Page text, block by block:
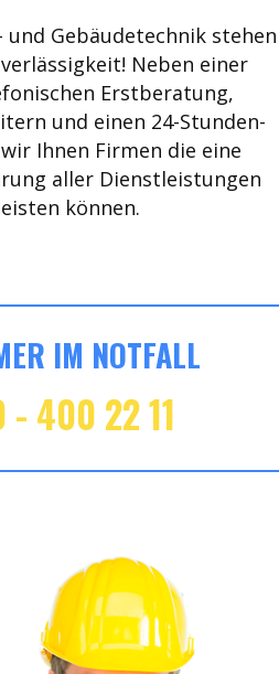
und Gebäudetechnik stehen
Neben einer
Erstberatung,
und einen 24-Stunden-
Ihnen Firmen die eine
aller Dienstleistungen
können.
IM NOTFALL
400 22 11